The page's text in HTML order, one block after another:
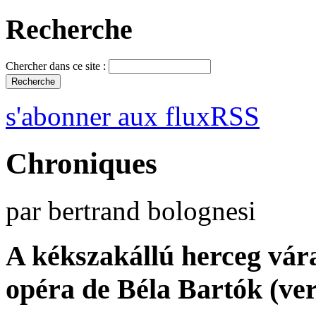
Recherche
Chercher dans ce site :
s'abonner aux fluxRSS
Chroniques
par bertrand bolognesi
A kékszakállú herceg
opéra de Béla Bartók